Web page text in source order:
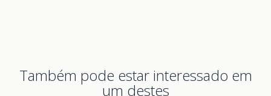
Também pode estar interessado em
um destes